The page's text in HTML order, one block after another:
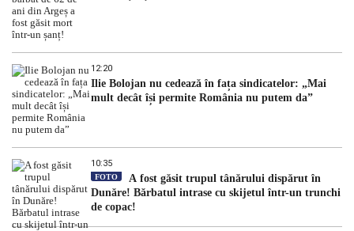
12:20
Ilie Bolojan nu cedează în fața sindicatelor: „Mai
mult decât își permite România nu putem da”
10:35
FOTO
A fost găsit trupul tânărului dispărut în
Dunăre! Bărbatul intrase cu skijetul într-un trunchi
de copac!